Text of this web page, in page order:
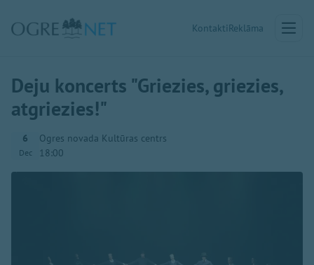
KontaktiReklāma
Deju koncerts "Griezies, griezies,
atgriezies!"
6
Dec
Ogres novada Kultūras centrs
18:00